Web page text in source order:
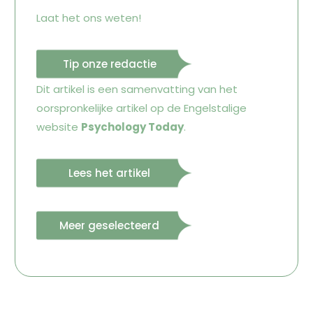
Laat het ons weten!
Tip onze redactie
Dit artikel is een samenvatting van het
oorspronkelijke artikel op de Engelstalige
website Psychology Today.
Lees het artikel
Meer geselecteerd